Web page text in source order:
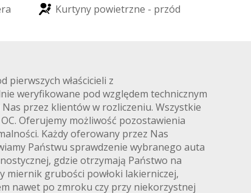
ra Kurtyny powietrzne - przód
pierwszych właścicieli z
weryfikowane pod względem technicznym
przez klientów w rozliczeniu. Wszystkie
Oferujemy możliwość pozostawienia
Każdy oferowany przez Nas
Państwu sprawdzenie wybranego auta
gdzie otrzymają Państwo na
miernik grubości powłoki lakierniczej,
nawet po zmroku czy przy niekorzystnej